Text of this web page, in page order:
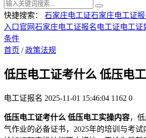
快捷搜索： 石家庄电工证石家庄电工证报
入口官网石家庄电工证报名 电工证电工证
条件
首页 /政策法规
低压电工证考什么 低压电
电工证报名 2025-11-01 15:46:04 1162 0
低压电工证考什么 低压电工实操内容，
气作业的必备证书，2025年的培训与考